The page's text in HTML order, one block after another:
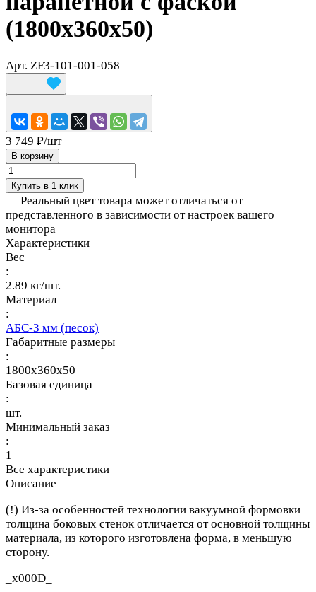
(1800x360x50)
Арт. ZF3-101-001-058
3 749 ₽/шт
В корзину
Купить в 1 клик
Реальный цвет товара может отличаться от
представленного в зависимости от настроек вашего
монитора
Характеристики
Вес
:
2.89 кг/шт.
Материал
:
АБС-3 мм (песок)
Габаритные размеры
:
1800x360x50
Базовая единица
:
шт.
Минимальный заказ
:
1
Все характеристики
Описание
(!) Из-за особенностей технологии вакуумной формовки
толщина боковых стенок отличается от основной толщины
материала, из которого изготовлена форма, в меньшую
сторону.
_x000D_